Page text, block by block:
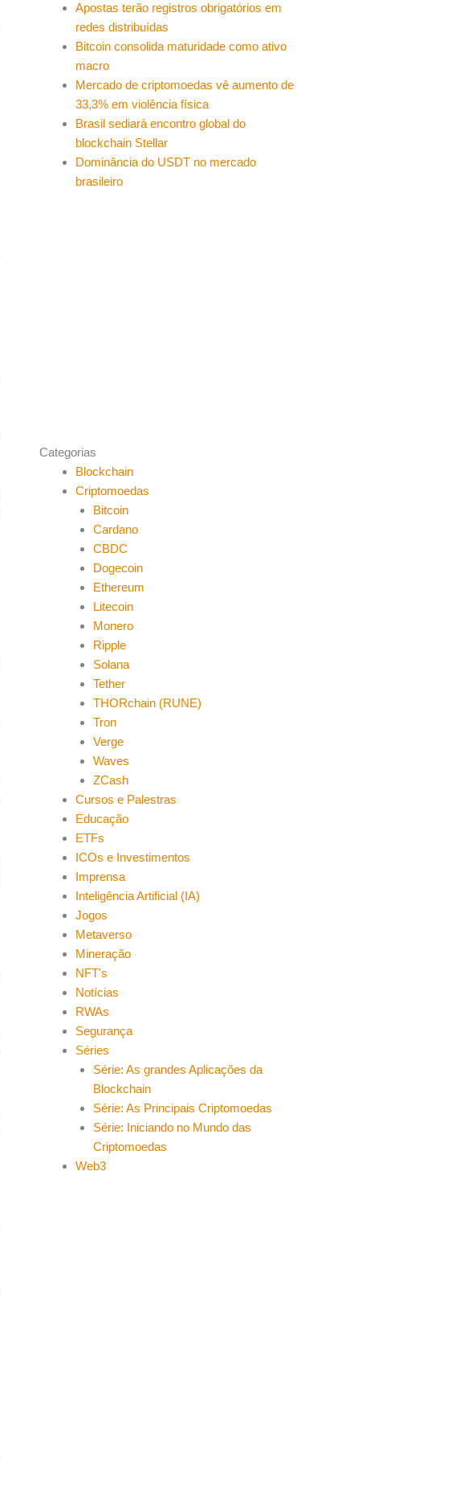
Apostas terão registros obrigatórios em
redes distribuídas
Bitcoin consolida maturidade como ativo
macro
Mercado de criptomoedas vê aumento de
33,3% em violência física
Brasil sediará encontro global do
blockchain Stellar
Dominância do USDT no mercado
brasileiro
Categorias
Blockchain
Criptomoedas
Bitcoin
Cardano
CBDC
Dogecoin
Ethereum
Litecoin
Monero
Ripple
Solana
Tether
THORchain (RUNE)
Tron
Verge
Waves
ZCash
Cursos e Palestras
Educação
ETFs
ICOs e Investimentos
Imprensa
Inteligência Artificial (IA)
Jogos
Metaverso
Mineração
NFT's
Notícias
RWAs
Segurança
Séries
Série: As grandes Aplicações da
Blockchain
Série: As Principais Criptomoedas
Série: Iniciando no Mundo das
Criptomoedas
Web3